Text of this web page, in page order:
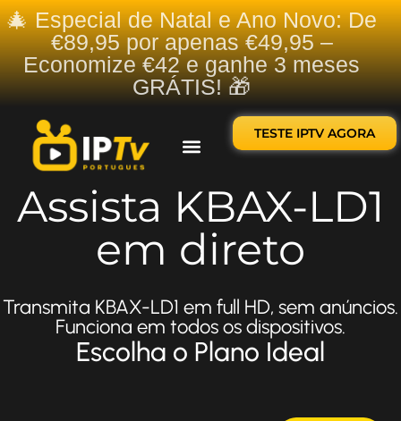
🎄 Especial de Natal e Ano Novo: De
€89,95 por apenas €49,95 –
Economize €42 e ganhe 3 meses
GRÁTIS! 🎁
TESTE IPTV AGORA
Assista KBAX-LD1
em direto
Transmita KBAX-LD1 em full HD, sem anúncios.
Funciona em todos os dispositivos.
Escolha o Plano Ideal